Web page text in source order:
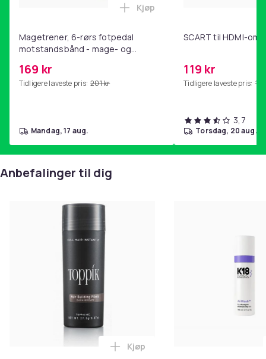
Magetrener, 6-rørs fotpedal
motstandsbånd - mage- og
hjemmegymnastikk Pink
169 kr
Tidligere laveste pris: 201 kr
Legg Magetrener, 6-rørs
Kjøp
mandag, 17 aug.
SCART til HDMI-
119 kr
Tidligere laveste pris:
3,7
torsdag, 20 aug.
Anbefalinger til dig
Legg Toppik - 27,5g - Dark
Kjøp